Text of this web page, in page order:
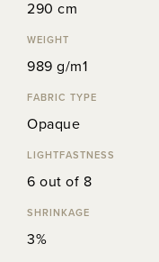
290 cm
WEIGHT
989 g/m1
FABRIC TYPE
Opaque
LIGHTFASTNESS
6 out of 8
SHRINKAGE
3%